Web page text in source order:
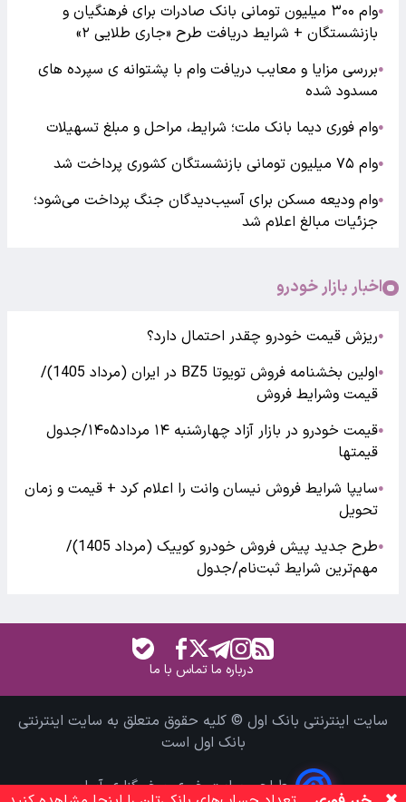
●
وام ۳۰۰ میلیون تومانی بانک صادرات برای فرهنگیان و
بازنشستگان + شرایط دریافت طرح «جاری طلایی ۲»
●بررسی مزایا و معایب دریافت وام با پشتوانه ی سپرده های
مسدود شده
●وام فوری دیما بانک ملت؛ شرایط، مراحل و مبلغ تسهیلات
●وام ۷۵ میلیون تومانی بازنشستگان کشوری پرداخت شد
●وام ودیعه مسکن برای آسیب‌دیدگان جنگ پرداخت می‌شود؛
جزئیات مبالغ اعلام شد
اخبار بازار خودرو
●ریزش قیمت خودرو چقدر احتمال دارد؟
●
اولین بخشنامه فروش تویوتا BZ5 در ایران (مرداد 1405)/
قیمت وشرایط فروش
●
قیمت خودرو در بازار آزاد چهارشنبه ۱۴ مرداد۱۴۰۵/جدول
قیمتها
●سایپا شرایط فروش نیسان وانت را اعلام کرد + قیمت و زمان
تحویل
●
طرح جدید پیش فروش خودرو کوییک (مرداد 1405)/
مهم‌ترین شرایط ثبت‌نام/جدول
درباره ماتماس با ما
سایت اینترنتی بانک اول © کلیه حقوق متعلق به سایت اینترنتی
بانک اول است
طراحی سایت خبری و خبرگزاری آسام